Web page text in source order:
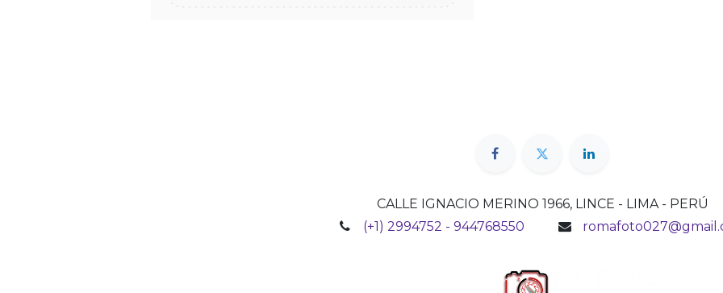
CALLE IGNACIO MERINO 1966, LINCE - LIMA - PERÚ
(+1) 2994752 - 944768550